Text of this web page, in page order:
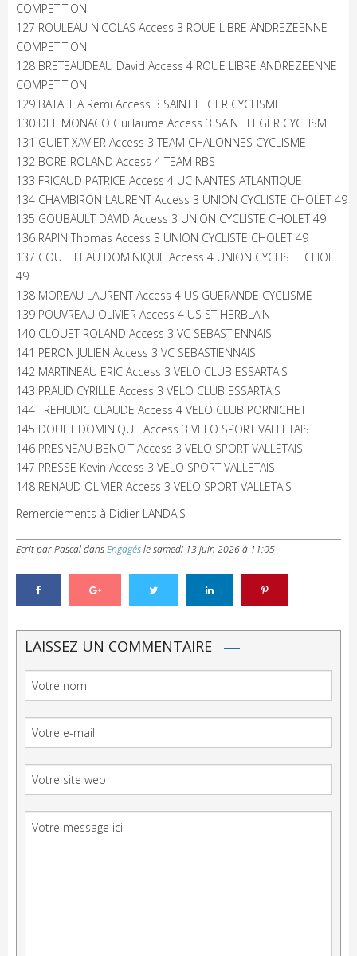
COMPETITION
127 ROULEAU NICOLAS Access 3 ROUE LIBRE ANDREZEENNE
COMPETITION
128 BRETEAUDEAU David Access 4 ROUE LIBRE ANDREZEENNE
COMPETITION
129 BATALHA Remi Access 3 SAINT LEGER CYCLISME
130 DEL MONACO Guillaume Access 3 SAINT LEGER CYCLISME
131 GUIET XAVIER Access 3 TEAM CHALONNES CYCLISME
132 BORE ROLAND Access 4 TEAM RBS
133 FRICAUD PATRICE Access 4 UC NANTES ATLANTIQUE
134 CHAMBIRON LAURENT Access 3 UNION CYCLISTE CHOLET 49
135 GOUBAULT DAVID Access 3 UNION CYCLISTE CHOLET 49
136 RAPIN Thomas Access 3 UNION CYCLISTE CHOLET 49
137 COUTELEAU DOMINIQUE Access 4 UNION CYCLISTE CHOLET
49
138 MOREAU LAURENT Access 4 US GUERANDE CYCLISME
139 POUVREAU OLIVIER Access 4 US ST HERBLAIN
140 CLOUET ROLAND Access 3 VC SEBASTIENNAIS
141 PERON JULIEN Access 3 VC SEBASTIENNAIS
142 MARTINEAU ERIC Access 3 VELO CLUB ESSARTAIS
143 PRAUD CYRILLE Access 3 VELO CLUB ESSARTAIS
144 TREHUDIC CLAUDE Access 4 VELO CLUB PORNICHET
145 DOUET DOMINIQUE Access 3 VELO SPORT VALLETAIS
146 PRESNEAU BENOIT Access 3 VELO SPORT VALLETAIS
147 PRESSE Kevin Access 3 VELO SPORT VALLETAIS
148 RENAUD OLIVIER Access 3 VELO SPORT VALLETAIS
Remerciements à Didier LANDAIS
Ecrit par PascaldansEngagéslesamedi 13 juin 2026 à 11:05
LAISSEZ UN COMMENTAIRE